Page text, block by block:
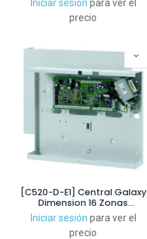
Zumbador y tamper. Grado
3
Iniciar sesión para ver el
precio
[C520-D-E1] Central Galaxy
Dimension 16 Zonas
ampliable hasta 520. Grado
3
Iniciar sesión para ver el
precio